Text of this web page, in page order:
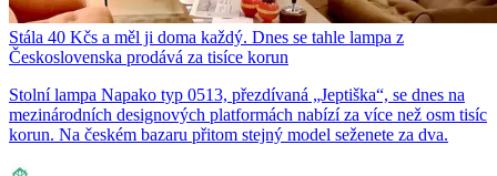
Stála 40 Kčs a měl ji doma každý. Dnes se tahle lampa z
Československa prodává za tisíce korun
Stolní lampa Napako typ 0513, přezdívaná „Jeptiška“, se dnes na
mezinárodních designových platformách nabízí za více než osm tisíc
korun. Na českém bazaru přitom stejný model seženete za dva.